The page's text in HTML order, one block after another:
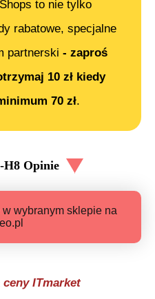
to nie tylko
rabatowe, specjalne
partnerski - zaproś
10 zł kiedy
70 zł.
H8Opinie
wybranym sklepie na
ceny ITmarket